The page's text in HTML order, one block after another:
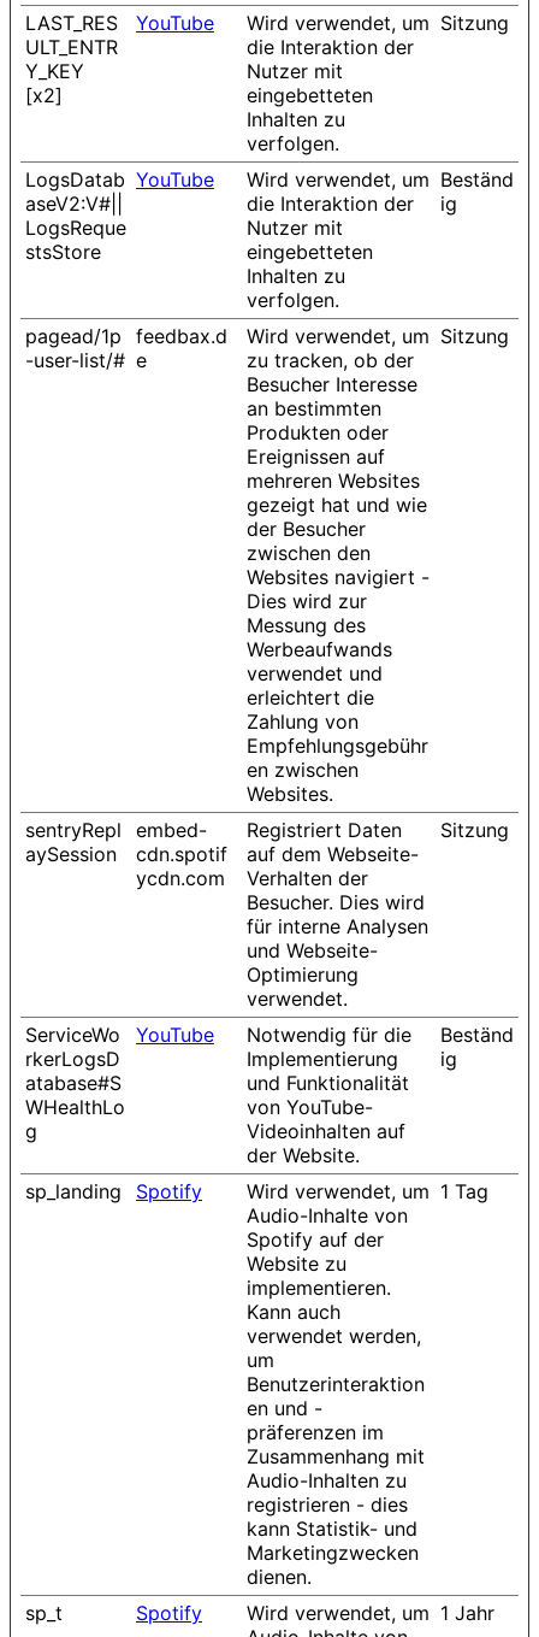
LAST_RES
ULT_ENTR
Y_KEY
[x2]
YouTube
Wird verwendet, um
die Interaktion der
Nutzer mit
eingebetteten
Inhalten zu
verfolgen.
Sitzung
LogsDatab
aseV2:V#||
LogsReque
stsStore
YouTube
Wird verwendet, um
die Interaktion der
Nutzer mit
eingebetteten
Inhalten zu
verfolgen.
Beständ
ig
pagead/1p
-user-list/#
feedbax.d
e
Wird verwendet, um
zu tracken, ob der
Besucher Interesse
an bestimmten
Produkten oder
Ereignissen auf
mehreren Websites
gezeigt hat und wie
der Besucher
zwischen den
Websites navigiert -
Dies wird zur
Messung des
Werbeaufwands
verwendet und
erleichtert die
Zahlung von
Empfehlungsgebühr
en zwischen
Websites.
Sitzung
sentryRepl
aySession
embed-
cdn.spotif
ycdn.com
Registriert Daten
auf dem Webseite-
Verhalten der
Besucher. Dies wird
für interne Analysen
und Webseite-
Optimierung
verwendet.
Sitzung
ServiceWo
rkerLogsD
atabase#S
WHealthLo
g
YouTube
Notwendig für die
Implementierung
und Funktionalität
von YouTube-
Videoinhalten auf
der Website.
Beständ
ig
sp_landing Spotify
Wird verwendet, um
Audio-Inhalte von
Spotify auf der
Website zu
implementieren.
Kann auch
verwendet werden,
um
Benutzerinteraktion
en und -
präferenzen im
Zusammenhang mit
Audio-Inhalten zu
registrieren - dies
kann Statistik- und
Marketingzwecken
dienen.
1 Tag
sp_t Spotify
Wird verwendet, um 1 Jahr